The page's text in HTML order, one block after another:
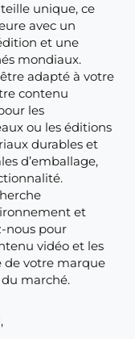
unique, ce
avec un
et une
mondiaux.
adapté à votre
contenu
les
ou les éditions
durables et
d’emballage,
et
nous pour
vidéo et les
de votre marque
marché.